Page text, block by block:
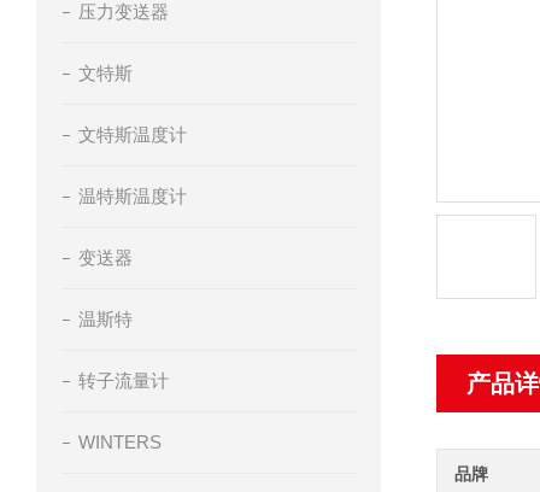
产品
品牌
压力变送器
文特斯
文特斯温度计
温特斯温度计
变送器
温斯特
转子流量计
WINTERS